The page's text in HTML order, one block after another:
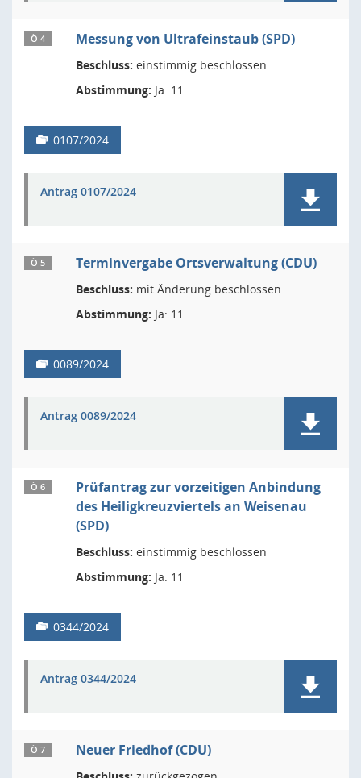
Ö 4 Messung von Ultrafeinstaub (SPD)
Beschluss: einstimmig beschlossen
Abstimmung: Ja: 11
0107/2024
Antrag 0107/2024
Ö 5 Terminvergabe Ortsverwaltung (CDU)
Beschluss: mit Änderung beschlossen
Abstimmung: Ja: 11
0089/2024
Antrag 0089/2024
Ö 6
Prüfantrag zur vorzeitigen Anbindung
des Heiligkreuzviertels an Weisenau
(SPD)
Beschluss: einstimmig beschlossen
Abstimmung: Ja: 11
0344/2024
Antrag 0344/2024
Ö 7 Neuer Friedhof (CDU)